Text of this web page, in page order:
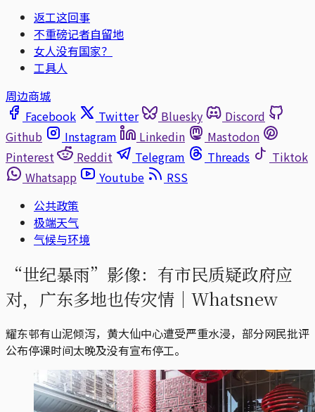
返工这回事
不重磅记者自留地
女人没有国家？
工具人
周边商城
Facebook
Twitter Bluesky
Discord
Github
Instagram Linkedin
Mastodon
Pinterest
Reddit Telegram Threads
Tiktok
Whatsapp
Youtube
RSS
公共政策
极端天气
气候与环境
“世纪暴雨”影像：有市民质疑政府应
对，广东多地也传灾情｜Whatsnew
耀东邨有山泥倾泻，黄大仙中心遭受严重水浸，部分网民批评
公布停课时间太晚及没有宣布停工。